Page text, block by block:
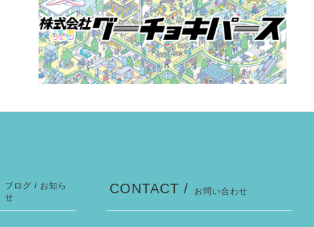
ブログ / お知ら
せ
CONTACT / お問い合わせ